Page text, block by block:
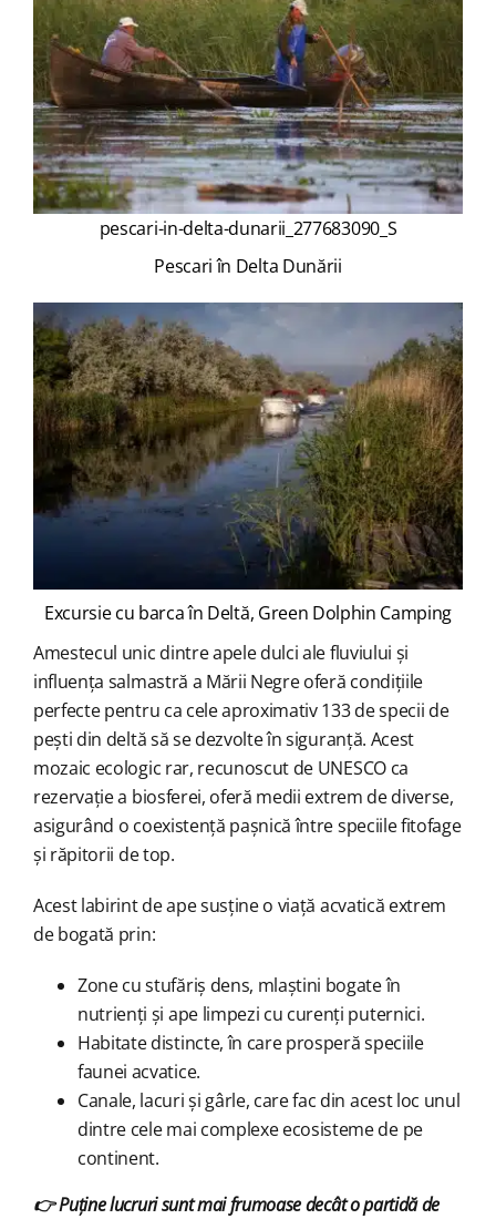
pescari-in-delta-dunarii_277683090_S
Pescari în Delta Dunării
Excursie cu barca în Deltă, Green Dolphin Camping
Amestecul unic dintre apele dulci ale fluviului și
influența salmastră a Mării Negre oferă condițiile
perfecte pentru ca cele aproximativ 133 de specii de
pești din deltă să se dezvolte în siguranță. Acest
mozaic ecologic rar, recunoscut de UNESCO ca
rezervație a biosferei, oferă medii extrem de diverse,
asigurând o coexistență pașnică între speciile fitofage
și răpitorii de top.
Acest labirint de ape susține o viață acvatică extrem
de bogată prin:
Zone cu stufăriș dens, mlaștini bogate în
nutrienți și ape limpezi cu curenți puternici.
Habitate distincte, în care prosperă speciile
faunei acvatice.
Canale, lacuri și gârle, care fac din acest loc unul
dintre cele mai complexe ecosisteme de pe
continent.
👉Puține lucruri sunt mai frumoase decât o partidă de